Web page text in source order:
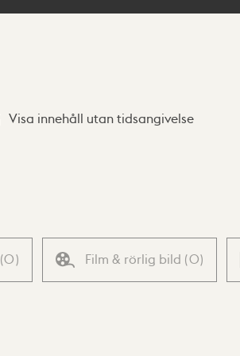
Visa innehåll utan tidsangivelse
(0) Film & rörlig bild (0)